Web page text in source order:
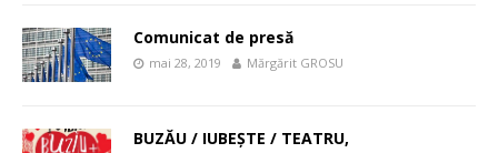
Comunicat de presă
mai 28, 2019 Mărgărit GROSU
BUZĂU / IUBEȘTE / TEATRU,